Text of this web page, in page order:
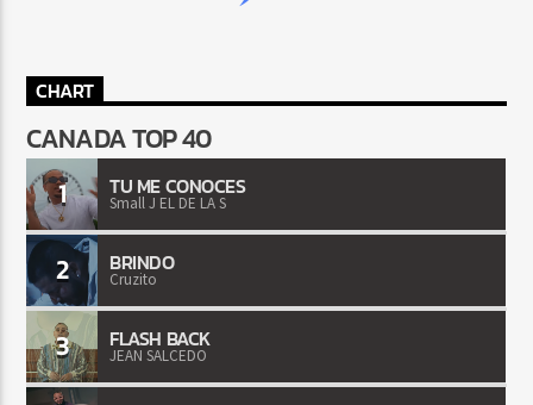
CHART
CANADA TOP 40
1 TU ME CONOCES
Small J EL DE LA S
2 BRINDO
Cruzito
3 FLASH BACK
JEAN SALCEDO